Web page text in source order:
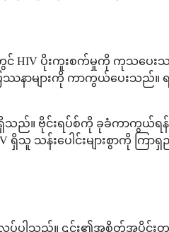
းတွင် HIV ပိုးကူးစက်မှုကို ကုသ
ြဿနာများကို ကာကွယ်ပေးသည်
ေ့ရှိသည်။ ဗိုင်းရပ်စ်ကို ခုခံကာ
းပေါင်းများစွာကို ကြာရှည်
ပါသည်။ ၎င်း၏အစိတ်အပိုင်းတစ်